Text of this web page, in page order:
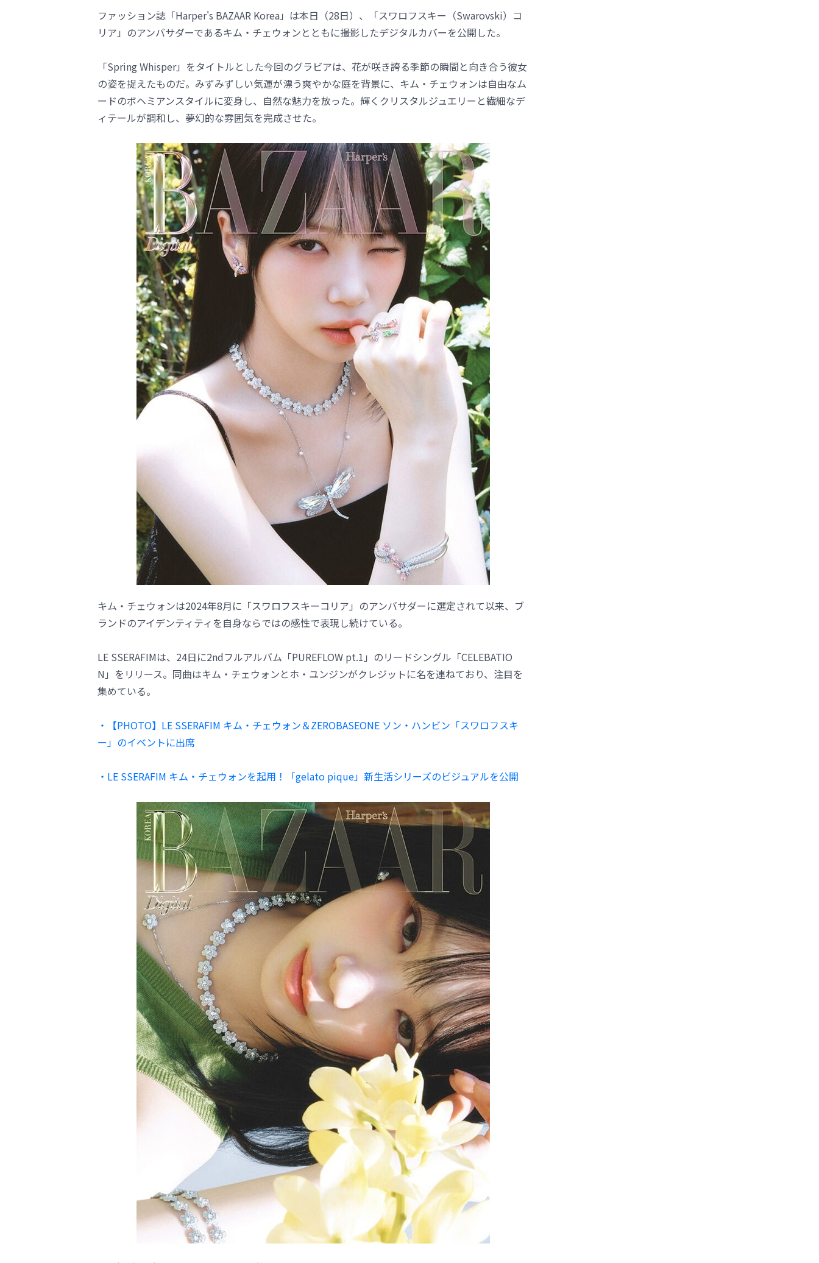
ファッション誌「Harper's BAZAAR Korea」は本日（28日）、「スワロフスキー（Swarovski）コ
リア」のアンバサダーであるキム・チェウォンとともに撮影したデジタルカバーを公開した。
「Spring Whisper」をタイトルとした今回のグラビアは、花が咲き誇る季節の瞬間と向き合う彼女
の姿を捉えたものだ。みずみずしい気運が漂う爽やかな庭を背景に、キム・チェウォンは自由なム
ードのボヘミアンスタイルに変身し、自然な魅力を放った。輝くクリスタルジュエリーと繊細なデ
ィテールが調和し、夢幻的な雰囲気を完成させた。
キム・チェウォンは2024年8月に「スワロフスキーコリア」のアンバサダーに選定されて以来、ブ
ランドのアイデンティティを自身ならではの感性で表現し続けている。
LE SSERAFIMは、24日に2ndフルアルバム「PUREFLOW pt.1」のリードシングル「CELEBATIO
N」をリリース。同曲はキム・チェウォンとホ・ユンジンがクレジットに名を連ねており、注目を
集めている。
・【PHOTO】LE SSERAFIM キム・チェウォン＆ZEROBASEONE ソン・ハンビン「スワロフスキ
ー」のイベントに出席
・LE SSERAFIM キム・チェウォンを起用！「gelato pique」新生活シリーズのビジュアルを公開